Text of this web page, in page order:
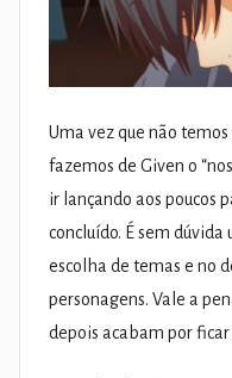
Uma vez que não
fazemos de Given o
ir lançando aos poucos
concluído. É sem
escolha de temas e no
personagens. Vale a
depois acabam por